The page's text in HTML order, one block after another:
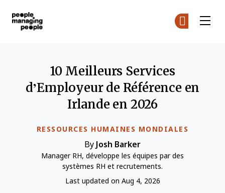
RESSOURCES HUMAINES MONDIALES
10 Meilleurs Services
d’Employeur de Référence en
Irlande en 2026
By Josh Barker
Manager RH, développe les équipes par des
systèmes RH et recrutements.
Last updated on Aug 4, 2026